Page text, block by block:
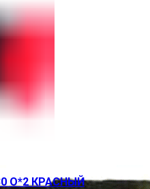
О*2 КРАСНЫЙ